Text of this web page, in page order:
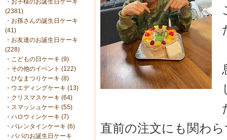
・ お子様のお誕生日ケーキ
(2381)
・ お孫さんの誕生日ケーキ
(41)
・ お友達のお誕生日ケーキ
(228)
・ こどもの日ケーキ (9)
・ その他のイベント (122)
・ ひなまつりケーキ (8)
・ ウエディングケーキ (13)
・ クリスマスケーキ (64)
・ スマッシュケーキ (55)
・ ハロウィンケーキ (7)
・ バレンタインケーキ (6)
・ パパのお誕生日ケーキ
直前の注文にも関わ